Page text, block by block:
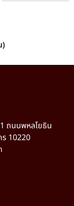
)
ถนนพหลโยธิน
ร 10220